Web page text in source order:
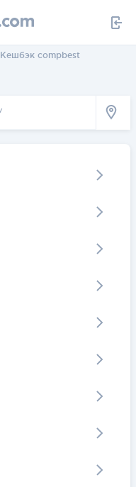
Кешбэк compbest